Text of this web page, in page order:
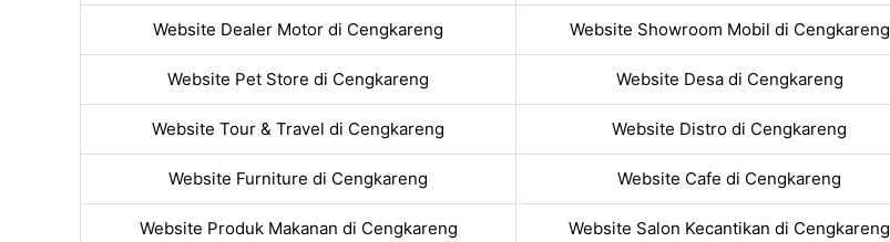
Website Dealer Motor di Cengkareng Website Showroom Mobil di Cengkareng
Website Pet Store di Cengkareng Website Desa di Cengkareng
Website Tour & Travel di Cengkareng Website Distro di Cengkareng
Website Furniture di Cengkareng Website Cafe di Cengkareng
Website Produk Makanan di Cengkareng Website Salon Kecantikan di Cengkareng